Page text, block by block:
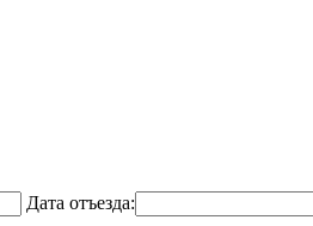
Дата отъезда: